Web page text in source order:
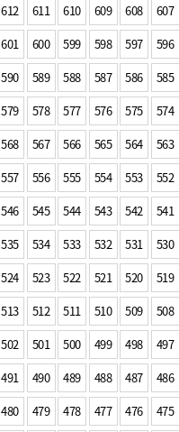
612 611 610 609 608 607
601 600 599 598 597 596
590 589 588 587 586 585
579 578 577 576 575 574
568 567 566 565 564 563
557 556 555 554 553 552
546 545 544 543 542 541
535 534 533 532 531 530
524 523 522 521 520 519
513 512 511 510 509 508
502 501 500 499 498 497
491 490 489 488 487 486
480 479 478 477 476 475